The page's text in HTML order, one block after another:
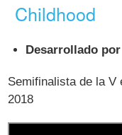
Childhood
Desarrollado
Semifinalista de la V
2018